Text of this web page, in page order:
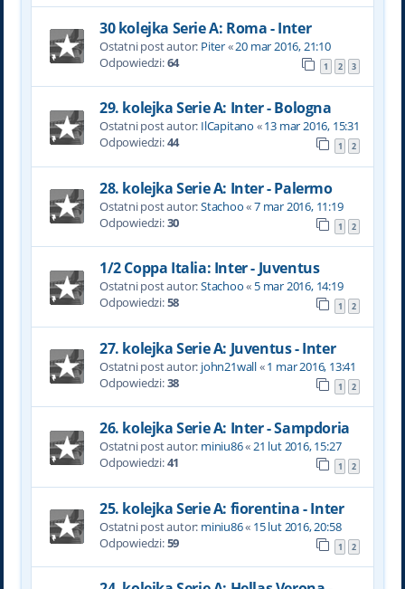
30 kolejka Serie A: Roma - Inter
Ostatni post autor: Piter«20 mar 2016, 21:10
Odpowiedzi:64 1 2 3
29. kolejka Serie A: Inter - Bologna
Ostatni post autor: IlCapitano «13 mar 2016, 15:31
Odpowiedzi:44 1 2
28. kolejka Serie A: Inter - Palermo
Ostatni post autor:Stachoo«7 mar 2016, 11:19
Odpowiedzi:30 1 2
1/2 Coppa Italia: Inter - Juventus
Ostatni post autor:Stachoo« 5 mar 2016, 14:19
Odpowiedzi:58 1 2
27. kolejka Serie A: Juventus - Inter
Ostatni post autor: john21wall«1 mar 2016, 13:41
Odpowiedzi:38 1 2
26. kolejka Serie A: Inter - Sampdoria
Ostatni post autor: miniu86«21 lut 2016, 15:27
Odpowiedzi:41 1 2
25. kolejka Serie A: fiorentina - Inter
Ostatni post autor: miniu86« 15 lut 2016, 20:58
Odpowiedzi:59 1 2